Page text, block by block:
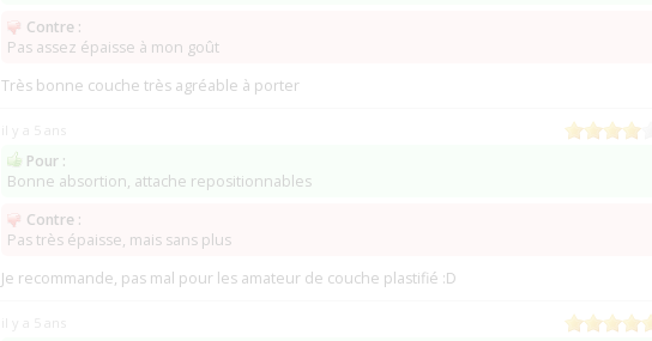
Contre :
Pas assez épaisse à mon goût
Très bonne couche très agréable à porter
Pour :
Bonne absortion, attache repositionnables
Contre :
Pas très épaisse, mais sans plus
Je recommande, pas mal pour les amateur de couche plastifié :D